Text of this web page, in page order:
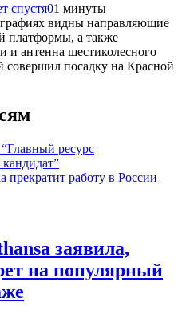
спустя01 минуты
видны направляющие
платформы, а также
и антенна шестиколесного
совершил посадку на Красной
ресурс
прекратит работу в России
заявила,
на популярный